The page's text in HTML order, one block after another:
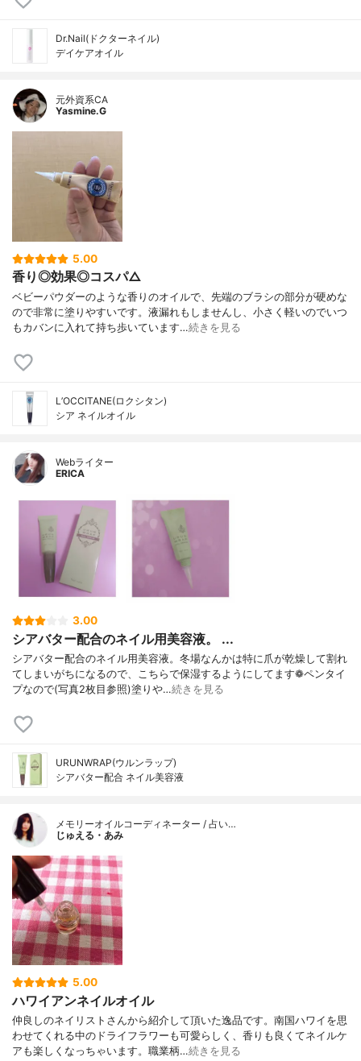
Dr.Nail(ドクターネイル)
デイケアオイル
元外資系CA
Yasmine.G
5.00
香り◎効果◎コスパ△
ベビーパウダーのような香りのオイルで、先端のブラシの部分が硬めな
ので非常に塗りやすいです。液漏れもしませんし、小さく軽いのでいつ
もカバンに入れて持ち歩いています…続きを見る
L’OCCITANE(ロクシタン)
シア ネイルオイル
Webライター
ERICA
3.00
シアバター配合のネイル用美容液。 ...
シアバター配合のネイル用美容液。冬場なんかは特に爪が乾燥して割れ
てしまいがちになるので、こちらで保湿するようにしてます❁ペンタイ
プなので(写真2枚目参照)塗りや…続きを見る
URUNWRAP(ウルンラップ)
シアバター配合 ネイル美容液
メモリーオイルコーディネーター / 占い…
じゅえる・あみ
5.00
ハワイアンネイルオイル
仲良しのネイリストさんから紹介して頂いた逸品です。南国ハワイを思
わせてくれる中のドライフラワーも可愛らしく、香りも良くてネイルケ
アも楽しくなっちゃいます。職業柄…続きを見る